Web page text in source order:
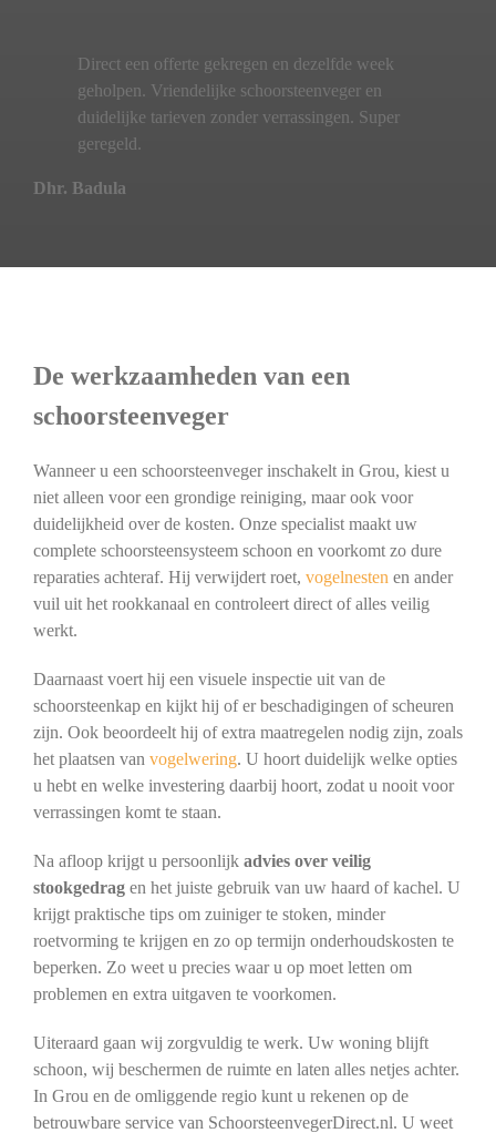
Direct een offerte gekregen en dezelfde week
geholpen. Vriendelijke schoorsteenveger en
duidelijke tarieven zonder verrassingen. Super
geregeld.
Dhr. Badula
De werkzaamheden van een
schoorsteenveger
Wanneer u een schoorsteenveger inschakelt in Grou, kiest u
niet alleen voor een grondige reiniging, maar ook voor
duidelijkheid over de kosten. Onze specialist maakt uw
complete schoorsteensysteem schoon en voorkomt zo dure
reparaties achteraf. Hij verwijdert roet, vogelnesten en ander
vuil uit het rookkanaal en controleert direct of alles veilig
werkt.
Daarnaast voert hij een visuele inspectie uit van de
schoorsteenkap en kijkt hij of er beschadigingen of scheuren
zijn. Ook beoordeelt hij of extra maatregelen nodig zijn, zoals
het plaatsen van vogelwering. U hoort duidelijk welke opties
u hebt en welke investering daarbij hoort, zodat u nooit voor
verrassingen komt te staan.
Na afloop krijgt u persoonlijk advies over veilig
stookgedragen het juiste gebruik van uw haard of kachel. U
krijgt praktische tips om zuiniger te stoken, minder
roetvorming te krijgen en zo op termijn onderhoudskosten te
beperken. Zo weet u precies waar u op moet letten om
problemen en extra uitgaven te voorkomen.
Uiteraard gaan wij zorgvuldig te werk. Uw woning blijft
schoon, wij beschermen de ruimte en laten alles netjes achter.
In Grou en de omliggende regio kunt u rekenen op de
betrouwbare service van SchoorsteenvegerDirect.nl. U weet